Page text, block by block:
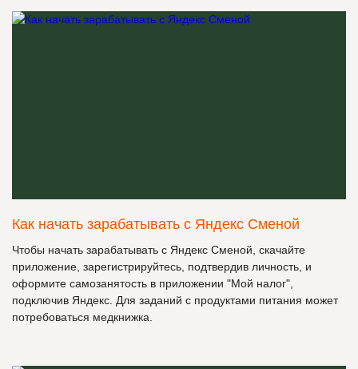
Как начать зарабатывать с Яндекс Сменой
Чтобы начать зарабатывать с Яндекс Сменой, скачайте
приложение, зарегистрируйтесь, подтвердив личность, и
оформите самозанятость в приложении "Мой налог",
подключив Яндекс. Для заданий с продуктами питания может
потребоваться медкнижка.